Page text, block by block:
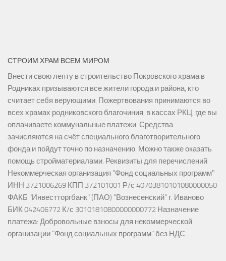
СТРОИМ ХРАМ ВСЕМ МИРОМ
Внести свою лепту в строительство Покровского храма в
Родниках призываются все жители города и района, кто
считает себя верующими. Пожертвования принимаются во
всех храмах родниковского благочиния, в кассах РКЦ, где вы
оплачиваете коммунальные платежи. Средства
зачисляются на счёт специального благотворительного
фонда и пойдут точно по назначению. Можно также оказать
помощь стройматериалами. Реквизиты для перечислений
Некоммерческая организация "Фонд социальных программ"
ИНН 3721006269 КПП 372101001 Р/с 40703810101080000050
ФАКБ "Инвестторгбанк" (ПАО) "Вознесенский" г. Иваново
БИК 042406772 К/с 30101810800000000772 Назначение
платежа: Добровольные взносы для некоммерческой
организации "Фонд социальных программ" без НДС.